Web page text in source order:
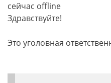
сейчас offline
Здравствуйте!
Это уголовная